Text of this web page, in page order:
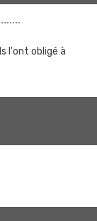
l'ont obligé à